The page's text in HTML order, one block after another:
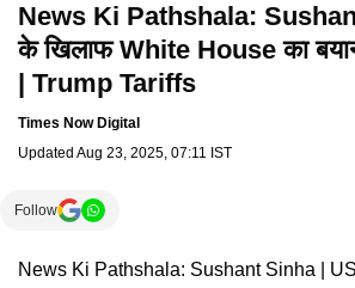
News Ki Pathshala:
के खिलाफ White House का
| Trump Tariffs
Times Now Digital
Updated Aug 23, 2025, 07:11 IST
Follow
News Ki Pathshala: Sushant Sinha |